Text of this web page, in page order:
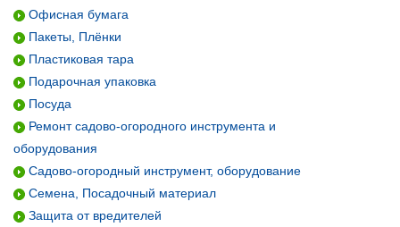
Офисная бумага
Пакеты, Плёнки
Пластиковая тара
Подарочная упаковка
Посуда
Ремонт садово-огородного инструмента и
оборудования
Садово-огородный инструмент, оборудование
Семена, Посадочный материал
Защита от вредителей